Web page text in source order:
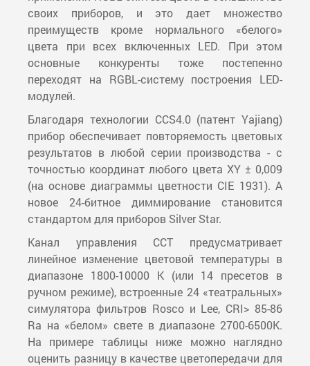
своих приборов, и это дает множество
преимуществ кроме нормального «белого»
цвета при всех включенных LED. При этом
основные конкуренты тоже постепенно
переходят на RGBL-систему построения LED-
модулей.
Благодаря технологии CCS4.0 (патент Yajiang)
прибор обеспечивает повторяемость цветовых
результатов в любой серии производства - с
точностью координат любого цвета XY ± 0,009
(на основе диаграммы цветности CIE 1931). А
новое 24-битное диммирование становится
стандартом для приборов Silver Star.
Канал управления CCT предусматривает
линейное изменение цветовой температуры в
диапазоне 1800-10000 К (или 14 пресетов в
ручном режиме), встроенные 24 «театральных»
симулятора фильтров Rosco и Lee, CRI> 85-86
Ra на «белом» свете в диапазоне 2700-6500К.
На примере таблицы ниже можно наглядно
оценить разницу в качестве цветопередачи для